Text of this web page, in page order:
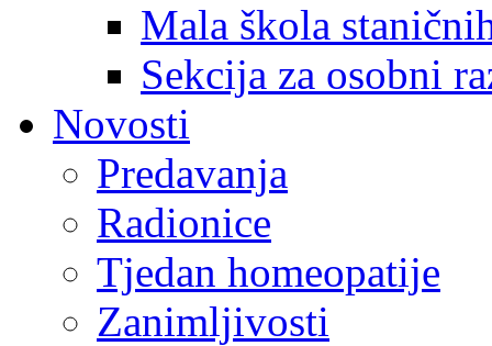
Mala škola
Sekcija za osobni
Novosti
Predavanja
Radionice
Tjedan homeopatije
Zanimljivosti